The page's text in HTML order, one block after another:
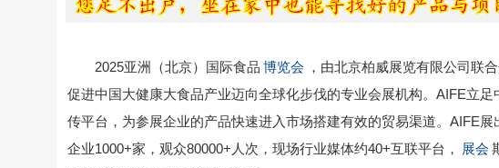
2025亚洲（北京）国际食品 博览会 ，由北京柏威展览有限公司联
促进中国大健康大食品产业迈向全球化步伐的专业会展机构。AIFE立
传平台，为参展企业的产品快速进入市场搭建有效的贸易渠道。AIFE
企业1000+家，观众80000+人次，现场行业媒体约40+互联平台，
展会